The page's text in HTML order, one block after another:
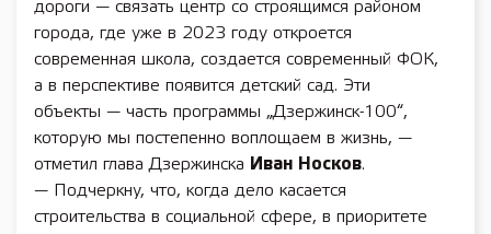
дороги — связать центр со строящимся районом
города, где уже в 2023 году откроется
современная школа, создается современный ФОК,
а в перспективе появится детский сад. Эти
объекты — часть программы „Дзержинск-100“,
которую мы постепенно воплощаем в жизнь, —
отметил глава Дзержинска Иван Носков.
— Подчеркну, что, когда дело касается
строительства в социальной сфере, в приоритете